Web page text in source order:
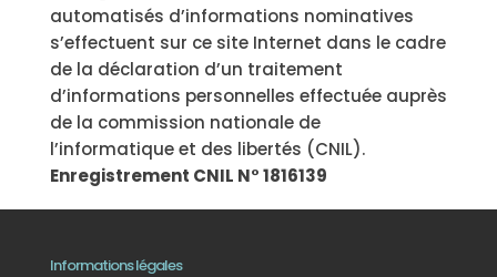
automatisés d’informations nominatives
s’effectuent sur ce site Internet dans le cadre
de la déclaration d’un traitement
d’informations personnelles effectuée auprès
de la commission nationale de
l’informatique et des libertés (CNIL).
Enregistrement CNIL N° 1816139
Informations légales